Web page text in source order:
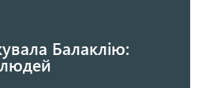
Балаклію: